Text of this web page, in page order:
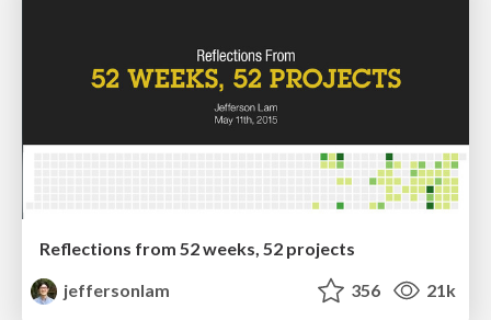
Reflections from 52 weeks, 52 projects
jeffersonlam
356 21k